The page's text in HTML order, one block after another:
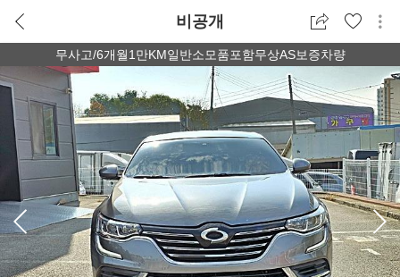
비공개
무사고/6개월1만KM일반소모품포함무상AS보증차량